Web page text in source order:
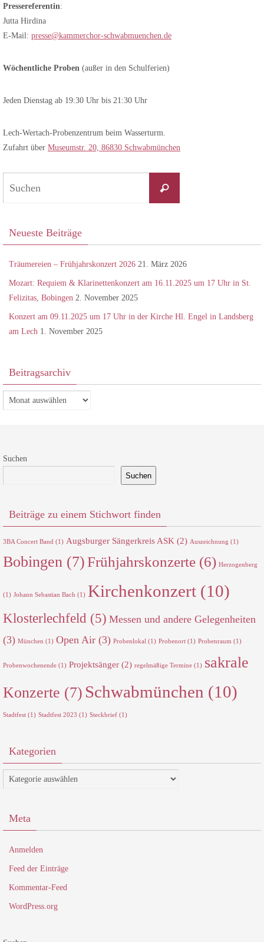
Pressereferentin:
Jutta Hirdina
E-Mail: presse@kammerchor-schwabmuenchen.de
Wöchentliche Proben (außer in den Schulferien)
Jeden Dienstag ab 19:30 Uhr bis 21:30 Uhr
Lech-Wertach-Probenzentrum beim Wasserturm.
Zufahrt über Museumstr. 20, 86830 Schwabmünchen
Suchen
Neueste Beiträge
Träumereien – Frühjahrskonzert 2026 21. März 2026
Mozart: Requiem & Klarinettenkonzert am 16.11.2025 um 17 Uhr in St.
Felizitas, Bobingen 2. November 2025
Konzert am 09.11.2025 um 17 Uhr in der Kirche Hl. Engel in Landsberg
am Lech 1. November 2025
Beitragsarchiv
Beitragsarchiv
Suchen
Suchen
Beiträge zu einem Stichwort finden
3BA Concert Band (1) Augsburger Sängerkreis ASK (2) Auszeichnung (1)
Bobingen (7)Frühjahrskonzerte (6) Herzogenberg
(1) Johann Sebastian Bach (1) Kirchenkonzert (10)
Klosterlechfeld (5) Messen und andere Gelegenheiten
(3) München (1) Open Air (3) Probenlokal (1) Probenort (1) Probenraum (1)
Probenwochenende (1) Projektsänger (2) regelmäßige Termine (1) sakrale
Konzerte (7) Schwabmünchen (10)
Stadtfest (1) Stadtfest 2023 (1) Steckbrief (1)
Kategorien
Kategorien
Meta
Anmelden
Feed der Einträge
Kommentar-Feed
WordPress.org